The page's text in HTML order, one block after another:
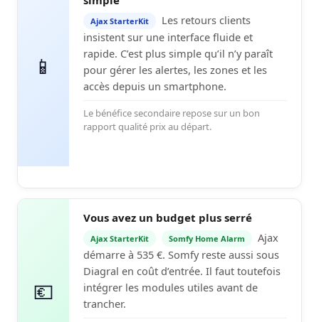
📱
Ajax StarterKit
Les retours clients
insistent sur une interface fluide et
rapide. C’est plus simple qu’il n’y paraît
pour gérer les alertes, les zones et les
accès depuis un smartphone.
Le bénéfice secondaire repose sur un bon
rapport qualité prix au départ.
💶
Vous avez un budget plus serré
Ajax StarterKit Somfy Home Alarm
Ajax
démarre à 535 €. Somfy reste aussi sous
Diagral en coût d’entrée. Il faut toutefois
intégrer les modules utiles avant de
trancher.